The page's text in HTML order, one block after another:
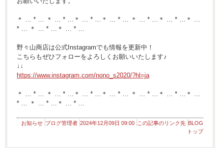
＊ … * … ＊ … * …＊ … * …＊ … * … ＊ … * …＊ … * …＊ …
* … ＊ … * …＊ … * …
野々山商店は公式Instagramでも情報を更新中！
こちらもぜひフォローをよろしくお願いいたします♪
↓↓
https://www.instagram.com/nono_s2020/?hl=ja
＊ … * … ＊ … * …＊ … * …＊ … * … ＊ … * …＊ … * …＊ …
* … ＊ … * …＊ … * …
お知らせ ブログ管理者 2024年12月09日 09:00 この記事のリンク先 BLOG
トップ